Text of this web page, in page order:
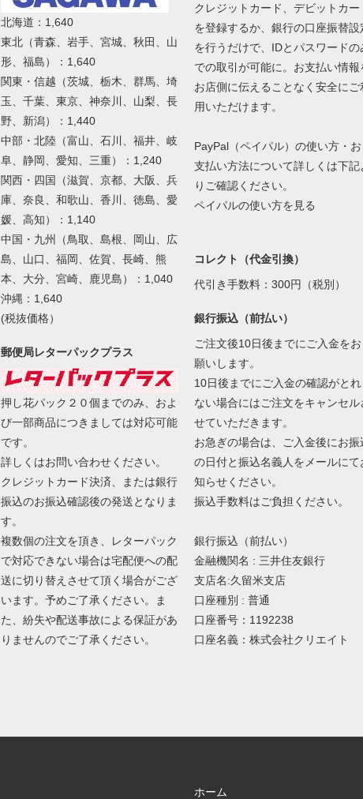
北海道：1,640
東北（青森、岩手、宮城、秋田、山
形、福島）：1,640
関東・信越（茨城、栃木、群馬、埼
玉、千葉、東京、神奈川、山梨、長
野、新潟）：1,440
中部・北陸（富山、石川、福井、岐
阜、静岡、愛知、三重）：1,240
関西・四国（滋賀、京都、大阪、兵
庫、奈良、和歌山、香川、徳島、愛
媛、高知）：1,140
中国・九州（鳥取、島根、岡山、広
島、山口、福岡、佐賀、長崎、熊
本、大分、宮崎、鹿児島）：1,040
沖縄：1,640
(税抜価格）
郵便局レターパックプラス
押し花パック２０個までのみ、およ
び一部商品につきましては対応可能
です。
詳しくはお問い合わせください。
クレジットカード決済、または銀行
振込のお振込確認後の発送となりま
す。
複数個の注文を頂き、レターパック
で対応できない場合は宅配便への配
送に切り替えさせて頂く場合がござ
います。予めご了承ください。ま
た、紛失や配送事故による保証があ
りませんのでご了承ください。
クレジットカード、デビットカー
を登録するか、銀行の口座振替設
を行うだけで、IDとパスワードの
での取引が可能に。お支払い情報
お店側に伝えることなく安全にご
用いただけます。
PayPal（ペイパル）の使い方・お
支払い方法について詳しくは下記
りご確認ください。
ペイパルの使い方を見る
コレクト（代金引換）
代引き手数料：300円（税別）
銀行振込（前払い）
ご注文後10日後までにご入金をお
願いします。
10日後までにご入金の確認がとれ
ない場合にはご注文をキャンセル
せていただきます。
お急ぎの場合は、ご入金後にお振
の日付と振込名義人をメールにて
知らせください。
振込手数料はご負担ください。
銀行振込（前払い）
金融機関名 : 三井住友銀行
支店名:久留米支店
口座種別 : 普通
口座番号：1192238
口座名義：株式会社クリエイト
ホーム